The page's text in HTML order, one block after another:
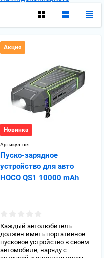
Акция
Новинка
Артикул:нет
Пуско-зарядное
устройство для авто
HOCO QS1 10000 mAh
Каждый автолюбитель
должен иметь портативное
пусковое устройство в своем
автомобиле, наряду с